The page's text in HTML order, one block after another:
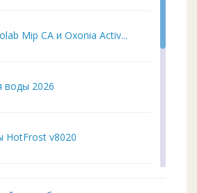
Mip CA и Oxonia Activ...
воды 2026
HotFrost v8020